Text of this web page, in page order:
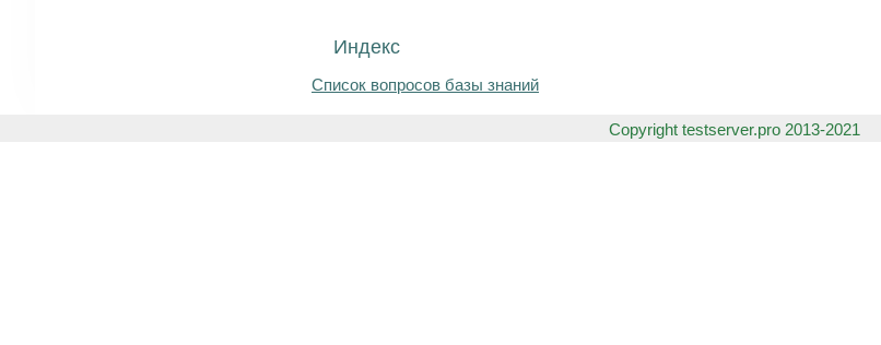
Индекс
Список вопросов базы знаний
Copyright testserver.pro 2013-2021